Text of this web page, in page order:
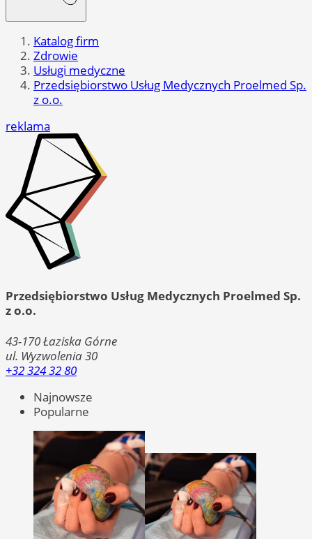
Katalog firm
Zdrowie
Usługi medyczne
Przedsiębiorstwo Usług Medycznych Proelmed Sp.
z o.o.
reklama
Przedsiębiorstwo Usług Medycznych Proelmed Sp.
z o.o.
43-170Łaziska Górne
ul. Wyzwolenia 30
+32 324 32 80
Najnowsze
Popularne